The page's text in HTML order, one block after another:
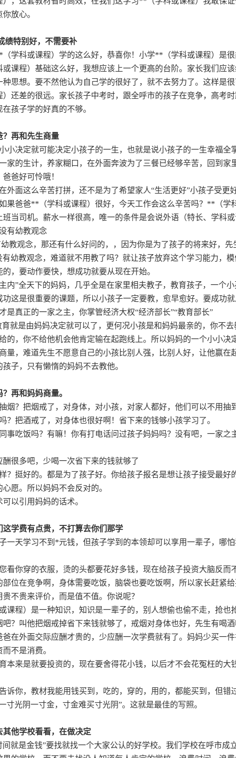
放心。
绩特别好，不需要补
学科或课程）学的这么好，恭喜你！小学**（学科或课程）是
课程）基础这么好，我想应该上一个更高的台阶。家长我们应
种思想。要不然他认为自己学的很好了，就不去努力了。这样是
还差的很远。家长孩子中考时，跟全呼市的孩子在竞争，高考
孩子学的好真的不够。
？再和先生商量
小决定就可能决定小孩子的一生，也就是说小孩子的一生幸福全
家的生计，养家糊口，在外面奔波为了三餐已经够辛苦，回到
爸好可怜哦！
外面这么辛苦打拼，还不是为了希望家人“生活更好”小孩子受更
果爸爸**（学科或课程）很好，今天工作会这么辛苦吗？**（学
班当司机。薪水一样很高，唯一的条件是会说外语（特长、学科或
有幼教观念
教观念，那还有什么好问的，，因为你是为了孩子的将来好，先
有幼教观念，难道就不用教了吗？就让孩子放弃这个学习能力，
的，要动作要快，想成功就要从现在开始。
内”全天下的妈妈，几乎全是在家里相夫教子，教育孩子，一个
功这是很重要的课题，所以小孩子一定要教，愈早愈好。要成功就
是真正的一家之主，你掌管经济大权“经济部长”“教育部长”
育就是由妈妈决定就可以了，更何况小孩是和妈妈最亲的，你不去
的，你不给他机会他肯定输在起跑线上。所以妈妈的一个小小决
量，难道先生不愿意自己的小孩比别人强，比别人好，让他赢在
子，只有懒惰的妈妈不去教他。
再和妈妈商量。
烟？把烟戒了，对身体，对小孩，对家人都好，他们可以不用抽
？把酒戒了，对身体也很好啊！省下来的钱够小孩学习了。
事吃饭吗？有嘛！你有打电话问过孩子妈妈吗？没有吧，一家
酬很多吧，少喝一次省下来的钱就够了
？挺好的。都是为了孩子好。你给孩子报名是想让孩子接受最
愿。所以妈妈不会反对的。
以引用妈妈的话术。
这学费有点贵，不打算去你们那学
一天学习不到 *元钱，但孩子学到的本领却可以享用一辈子，哪
看你穿的衣服，烫的头都要花好多钱，现在给孩子投资大脑反
部位在竞争啊，身体需要吃饭，脑袋也要吃饭啊，所以家长赶紧
不贵来评价，而是值不值。你说呢？
课程）是一种知识，知识是一辈子的，别人想偷也偷不走，抢也
吧？叫他把烟戒掉省下来钱就够了，戒烟对身体也好，先生有喝
爸在外面交际应酬才贵的，少应酬一次学费就有了。妈妈少买一
不是消费。
本来是就要投资的，现在要舍得花小钱，以后才不会花冤枉的大
诉你，教材我能用钱买到，吃的，穿的，用的，都能买到，但错
寸光阴一寸金，寸金难买寸光阴”。这就是最佳的写照。
其他学校看看，在做决定
间就是金钱”要找就找一个大家公认的好学校。我们学校在呼市